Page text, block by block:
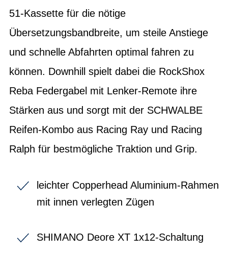
51-Kassette für die nötige
Übersetzungsbandbreite, um steile Anstiege
und schnelle Abfahrten optimal fahren zu
können. Downhill spielt dabei die RockShox
Reba Federgabel mit Lenker-Remote ihre
Stärken aus und sorgt mit der SCHWALBE
Reifen-Kombo aus Racing Ray und Racing
Ralph für bestmögliche Traktion und Grip.
leichter Copperhead Aluminium-Rahmen
mit innen verlegten Zügen
SHIMANO Deore XT 1x12-Schaltung